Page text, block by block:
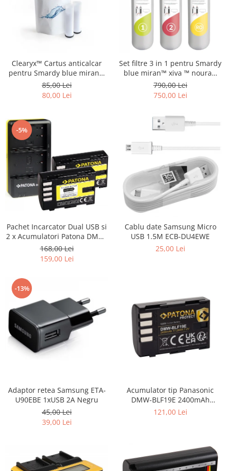
Clearyx™ Cartus anticalcar
pentru Smardy blue miran™
xiva ™ noura™ zagora ™
85,00 Lei
80,00 Lei
Set filtre 3 in 1 pentru Smardy
blue miran™ xiva ™ noura™
zagora ™ schimbare la 12 luni
790,00 Lei
750,00 Lei
-5%
Pachet Incarcator Dual USB si
2 x Acumulatori Patona DMW-
BLF19E pentru Panasonic
Lumix DC-GH5 DMC-GH4
168,00 Lei
159,00 Lei
Cablu date Samsung Micro
USB 1.5M ECB-DU4EWE
25,00 Lei
-13%
Adaptor retea Samsung ETA-
U90EBE 1xUSB 2A Negru
45,00 Lei
39,00 Lei
Acumulator tip Panasonic
DMW-BLF19E 2400mAh
Patona Protect
121,00 Lei